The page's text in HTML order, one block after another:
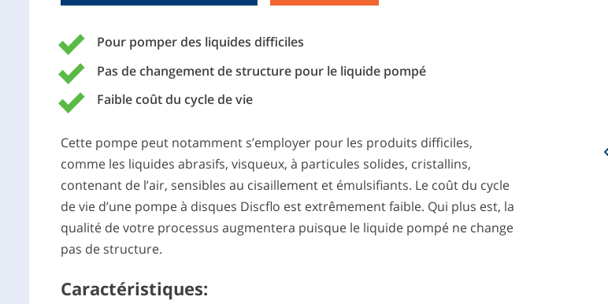
Pour pomper des liquides difficiles
Pas de changement de structure pour le liquide pompé
Faible coût du cycle de vie
Cette pompe peut notamment s’employer pour les produits difficiles,
comme les liquides abrasifs, visqueux, à particules solides, cristallins,
contenant de l’air, sensibles au cisaillement et émulsifiants. Le coût du cycle
de vie d’une pompe à disques Discflo est extrêmement faible. Qui plus est, la
qualité de votre processus augmentera puisque le liquide pompé ne change
pas de structure.
Caractéristiques: